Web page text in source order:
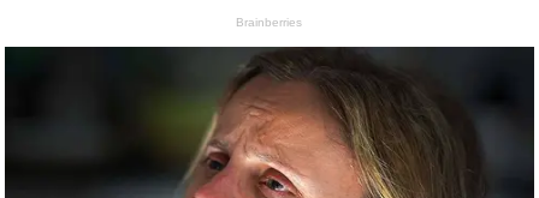
Brainberries